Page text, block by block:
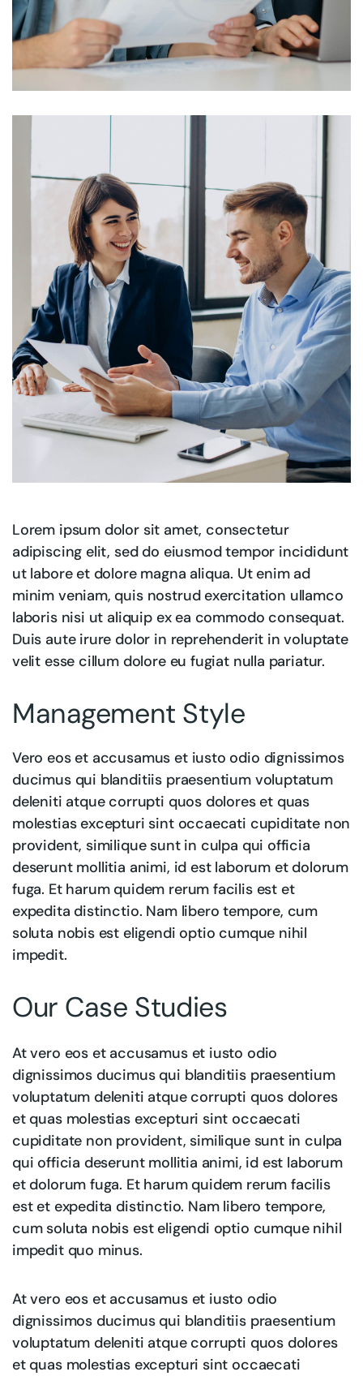
Lorem ipsum dolor sit amet, consectetur
adipiscing elit, sed do eiusmod tempor incididunt
ut labore et dolore magna aliqua. Ut enim ad
minim veniam, quis nostrud exercitation ullamco
laboris nisi ut aliquip ex ea commodo consequat.
Duis aute irure dolor in reprehenderit in voluptate
velit esse cillum dolore eu fugiat nulla pariatur.
Management Style
Vero eos et accusamus et iusto odio dignissimos
ducimus qui blanditiis praesentium voluptatum
deleniti atque corrupti quos dolores et quas
molestias excepturi sint occaecati cupiditate non
provident, similique sunt in culpa qui officia
deserunt mollitia animi, id est laborum et dolorum
fuga. Et harum quidem rerum facilis est et
expedita distinctio. Nam libero tempore, cum
soluta nobis est eligendi optio cumque nihil
impedit.
Our Case Studies
At vero eos et accusamus et iusto odio
dignissimos ducimus qui blanditiis praesentium
voluptatum deleniti atque corrupti quos dolores
et quas molestias excepturi sint occaecati
cupiditate non provident, similique sunt in culpa
qui officia deserunt mollitia animi, id est laborum
et dolorum fuga. Et harum quidem rerum facilis
est et expedita distinctio. Nam libero tempore,
cum soluta nobis est eligendi optio cumque nihil
impedit quo minus.
At vero eos et accusamus et iusto odio
dignissimos ducimus qui blanditiis praesentium
voluptatum deleniti atque corrupti quos dolores
et quas molestias excepturi sint occaecati